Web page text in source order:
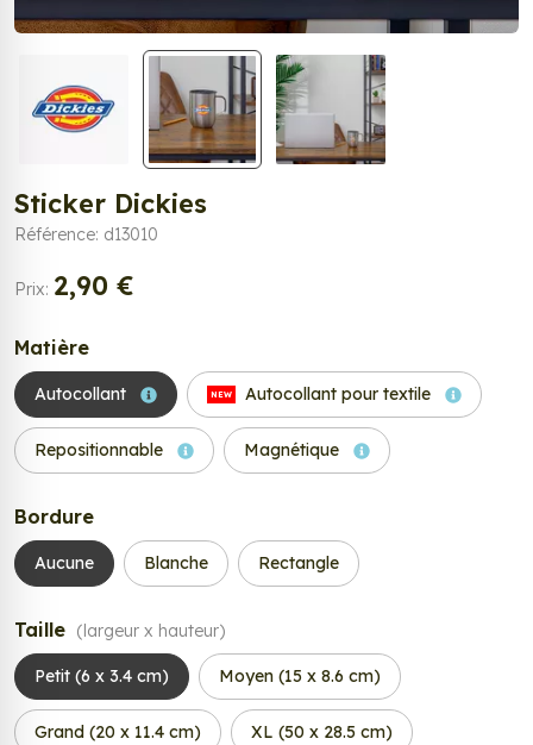
Sticker Dickies
Référence: d13010
Prix: 2,90 €
Matière
Autocollant NEW Autocollant pour textile
Repositionnable Magnétique
Bordure
Aucune Blanche Rectangle
Taille (largeur x hauteur)
Petit (6 x 3.4 cm) Moyen (15 x 8.6 cm)
Grand (20 x 11.4 cm) XL (50 x 28.5 cm)